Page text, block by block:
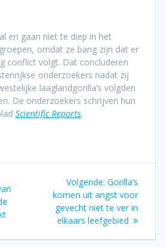
en gaan niet te diep in het
omdat ze bang zijn dat er
conflict volgt. Dat concluderen
onderzoekers nadat zij
laaglandgorilla’s volgden
De onderzoekers schrijven hun
Scientific Reports.
Volgende: Volgend
bericht:
Gorilla’s
komen uit angst voor
gevecht niet te ver in
elkaars leefgebied